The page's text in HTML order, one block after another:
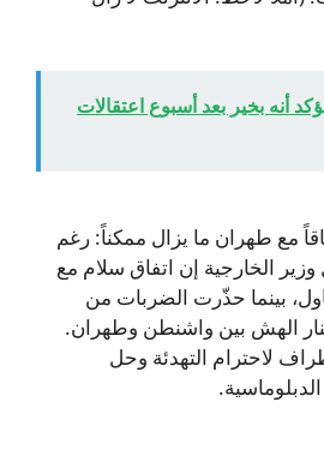
أنه بخير بعد أسبوع اعتقالات
مع طهران ما يزال ممكناً: رغم
الخارجية إن اتفاق سلام مع
بينما حذّرت الضربات من
الهش بين واشنطن وطهران.
لاحترام التهدئة وحل